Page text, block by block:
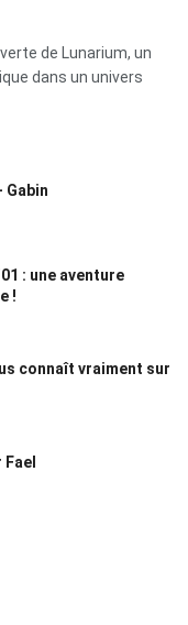
de Lunarium, un
dans un univers
Gabin
: une aventure
!
connaît vraiment sur